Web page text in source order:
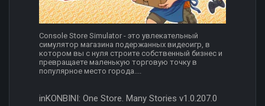
Console Store Simulator - это увлекательный
симулятор магазина подержанных видеоигр, в
котором вы с нуля строите собственный бизнес и
превращаете маленькую торговую точку в
популярное место города....
inKONBINI: One Store. Many Stories v1.0.207.0